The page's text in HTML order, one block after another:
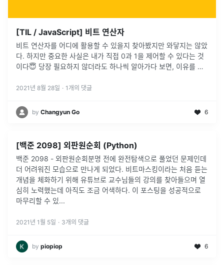
[TIL / JavaScript] 비트 연산자
비트 연산자를 어디에 활용할 수 있을지 찾아봤지만 와닿지는 않았
다. 하지만 중요한 사실은 내가 직접 0과 1을 제어할 수 있다는 것
이다😇 당장 필요하지 않더라도 하나씩 알아가다 보면, 이유를 깨
2021년 8월 28일 · 1 개의 댓글
by Changyun Go 6
[백준 2098] 외판원순회 (Python)
백준 2098 - 외판원순회분명 전에 완전탐색으로 풀었던 문제인데
더 어려워진 모습으로 만나게 되었다. 비트마스킹이라는 처음 듣는
개념을 체화하기 위해 유튜브로 교수님들의 강의를 찾아들으며 열
심히 노력했는데 아직도 조금 어색하다. 이 포스팅을 성공적으로
마무리할 수 있...
2021년 1월 5일 · 3개의 댓글
by piopiop 6